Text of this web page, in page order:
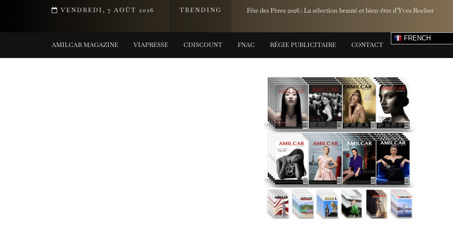
VENDREDI, 7 AOÛT 2026 TRENDING
qui réinvente la Riviera Fête des Pères 2026 : La sélection beauté et bien-être d’Yves Rocher
AMILCAR MAGAZINE VIAPRESSE CDISCOUNT FNAC RÉGIE PUBLICITAIRE CONTACT
FRENCH